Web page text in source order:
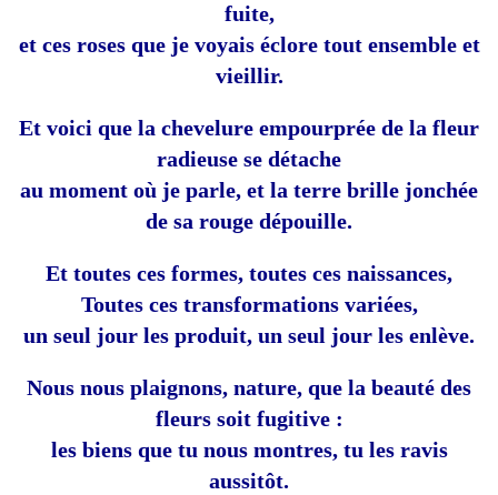
fuite,
et ces roses que je voyais éclore tout ensemble et
vieillir.
Et voici que la chevelure empourprée de la fleur
radieuse se détache
au moment où je parle, et la terre brille jonchée
de sa rouge dépouille.
Et toutes ces formes, toutes ces naissances,
Toutes ces transformations variées,
un seul jour les produit, un seul jour les enlève.
Nous nous plaignons, nature, que la beauté des
fleurs soit fugitive :
les biens que tu nous montres, tu les ravis
aussitôt.